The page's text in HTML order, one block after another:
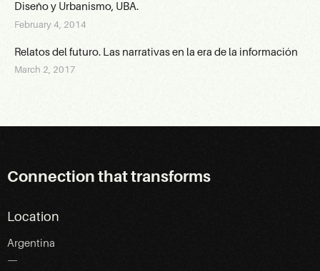
Diseño y Urbanismo, UBA.
February 4, 2014
Relatos del futuro. Las narrativas en la era de la información
March 2, 2017
Connection that transforms
Location
Argentina
—